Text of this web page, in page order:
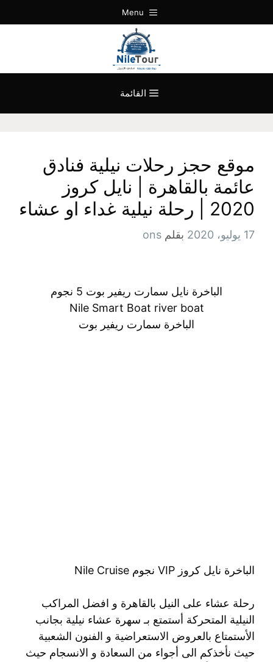
إلى
Menu
القائمة
موقع حجز رحلات نيلية فنادق
عائمة بالقاهرة | نايل كروز
2020 | رحلة نيلية غداء او عشاء
17 يوليو، 2020 بقلم ons
الباخرة نايل سمارت ريفير بوت 5 نجوم
Nile Smart Boat river boat
الباخرة سمارت ريفير بوت
الباخرة نايل كروز VIP نجوم Nile Cruise
رحلة عشاء على النيل بالقاهرة و افضل المراكب
النيلية المتحركة أستمتع بـ سهرة عشاء نيلية بجانب
الأستمتاع بالعروض الاستعراضية و الفنون الشعبية
حيث نأخذكم الى أجواء من السعادة و الانسجام حيث